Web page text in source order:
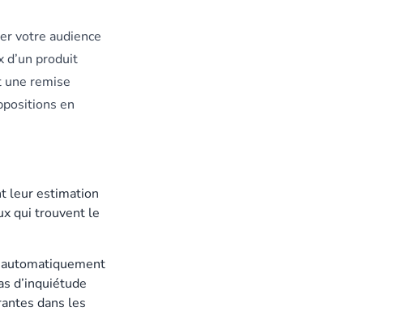
votre audience
d’un produit
une remise
en
leur estimation
qui trouvent le
d’inquiétude
dans les